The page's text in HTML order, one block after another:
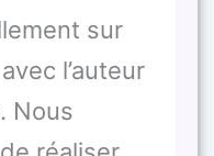
sur
l’auteur
Nous